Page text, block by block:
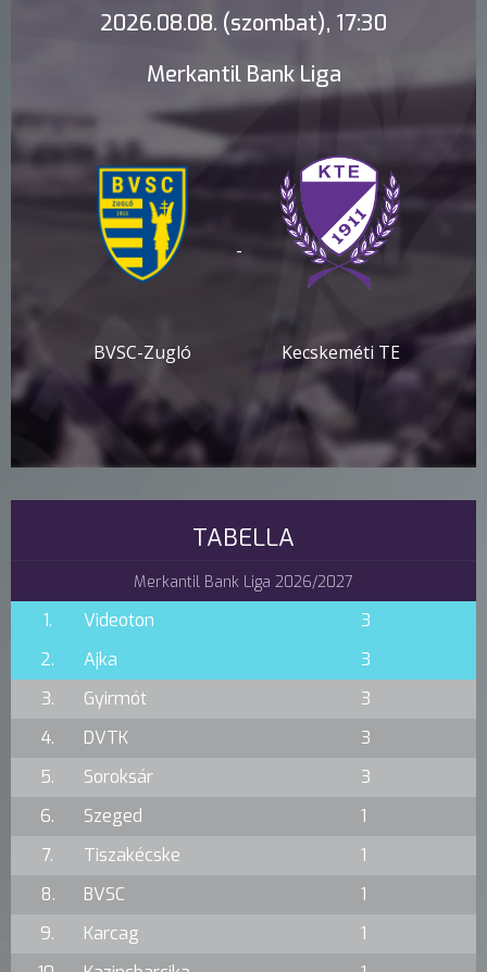
2026.08.08. (szombat), 17:30
Merkantil Bank Liga
BVSC-Zugló
-
Kecskeméti TE
TABELLA
Merkantil Bank Liga 2026/2027
1. Videoton
3
2.
Ajka
3
3.
Gyirmót
3
4.
DVTK
3
5.
Soroksár
3
6.
Szeged
1
7.
Tiszakécske
1
8.
BVSC
1
9.
Karcag
1